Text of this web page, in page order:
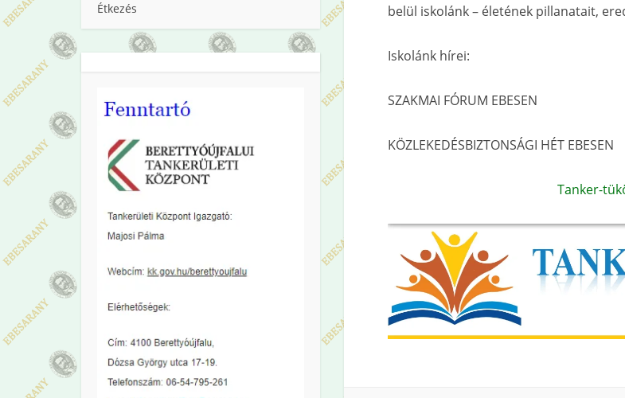
Étkezés
belül iskolánk – életének pillanatait,
Iskolánk hírei:
SZAKMAI FÓRUM EBESEN
KÖZLEKEDÉSBIZTONSÁGI HÉT EBESEN
Tanker-